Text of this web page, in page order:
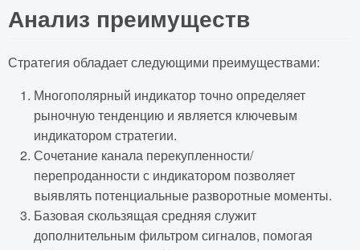
Анализ преимуществ
Стратегия обладает следующими преимуществами:
Многополярный индикатор точно определяет
рыночную тенденцию и является ключевым
индикатором стратегии.
Сочетание канала перекупленности/
перепроданности с индикатором позволяет
выявлять потенциальные разворотные моменты.
Базовая скользящая средняя служит
дополнительным фильтром сигналов, помогая